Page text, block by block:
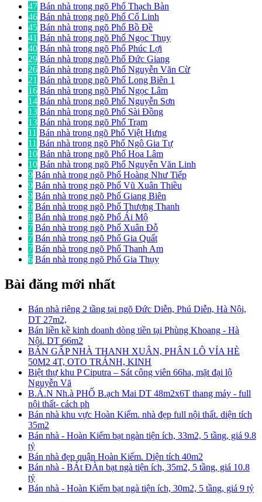
47 Bán nhà trong ngõ Phố Thạch Bàn
46 Bán nhà trong ngõ Phố Cổ Linh
45 Bán nhà trong ngõ Phố Bồ Đề
41 Bán nhà trong ngõ Phố Ngọc Thụy
40 Bán nhà trong ngõ Phố Phúc Lợi
29 Bán nhà trong ngõ Phố Đức Giang
26 Bán nhà trong ngõ Phố Nguyễn Văn Cừ
21 Bán nhà trong ngõ Phố Long Biên 1
16 Bán nhà trong ngõ Phố Ngọc Lâm
14 Bán nhà trong ngõ Phố Nguyễn Sơn
13 Bán nhà trong ngõ Phố Sài Đồng
13 Bán nhà trong ngõ Phố Trạm
11 Bán nhà trong ngõ Phố Việt Hưng
11 Bán nhà trong ngõ Phố Ngô Gia Tự
10 Bán nhà trong ngõ Phố Hoa Lâm
10 Bán nhà trong ngõ Phố Nguyễn Văn Linh
9 Bán nhà trong ngõ Phố Hoàng Như Tiếp
9 Bán nhà trong ngõ Phố Vũ Xuân Thiều
9 Bán nhà trong ngõ Phố Giang Biên
9 Bán nhà trong ngõ Phố Thượng Thanh
8 Bán nhà trong ngõ Phố Ái Mộ
7 Bán nhà trong ngõ Phố Xuân Đỗ
7 Bán nhà trong ngõ Phố Gia Quất
7 Bán nhà trong ngõ Phố Thanh Am
6 Bán nhà trong ngõ Phố Gia Thụy
Bài đăng mới nhất
Bán nhà riêng 2 tầng tại ngõ Đức Diễn, Phú Diễn, Hà Nội,
DT 27m2,
Bán liền kề kinh doanh dòng tiền tại Phùng Khoang - Hà
Nội. DT 66m2
BÁN GẤP NHÀ THANH XUÂN, PHÂN LÔ VỈA HÈ
50M2 4T, OTO TRÁNH, KINH
Biệt thự khu P Ciputra – Sát công viên 66ha, mặt đại lộ
Nguyễn Vă
B.Á.N Nh.à PHỐ B.ạch Mai DT 48m2x6T thang máy - full
nội thất- cách ph
Bán nhà khu vực Hoàn Kiếm. nhà đẹp full nội thất. diện tích
35m2
Bán nhà - Hoàn Kiếm bạt ngàn tiện ích, 33m2, 5 tầng, giá 9.8
tỷ
Bán nhà đẹp quận Hoàn Kiếm. Diện tích 40m2
Bán nhà - BÁt ĐÀn bạt ngà tiện ích, 35m2, 5 tầng, giá 10.8
tỷ
Bán nhà - Hoàn Kiếm bạt ngà tiện ích, 30m2, 5 tầng, giá 9 tỷ